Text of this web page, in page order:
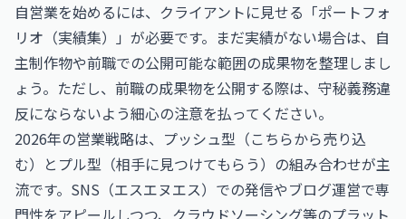
自営業を始めるには、クライアントに見せる「ポートフォ
リオ（実績集）」が必要です。まだ実績がない場合は、自
主制作物や前職での公開可能な範囲の成果物を整理しまし
ょう。ただし、前職の成果物を公開する際は、守秘義務違
反にならないよう細心の注意を払ってください。
2026年の営業戦略は、プッシュ型（こちらから売り込
む）とプル型（相手に見つけてもらう）の組み合わせが主
流です。SNS（エスエヌエス）での発信やブログ運営で専
門性をアピールしつつ、クラウドソーシング等のプラット